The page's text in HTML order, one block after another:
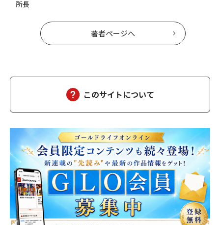
所長
著者ページへ
このサイトについて